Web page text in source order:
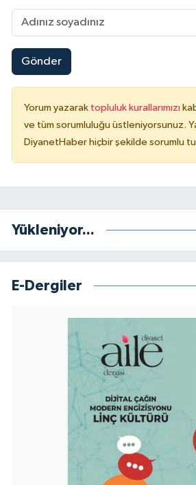
Gönder
Yorum yazarak topluluk kurallarımızı
ve tüm sorumluluğu üstleniyorsunuz.
DiyanetHaber hiçbir şekilde sorumlu
Yükleniyor...
E-Dergiler